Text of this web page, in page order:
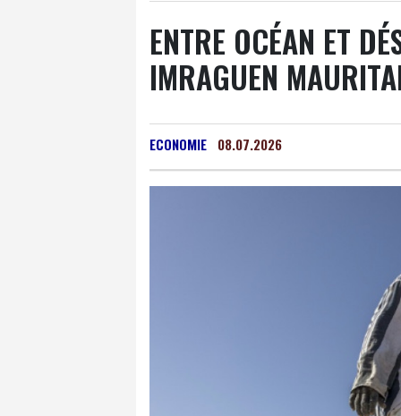
ENTRE OCÉAN ET
IMRAGUEN
ECONOMIE 08.07.2026